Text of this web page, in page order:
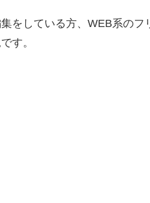
をしている方、WEB系の
す。